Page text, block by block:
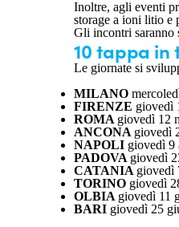
Inoltre, agli eventi
storage a ioni litio e
Gli incontri saranno
10 tappa
Le giornate si
MILANO
FIRENZE giovedì
ROMA giovedì 12
ANCONA giovedì
NAPOLI giovedì 9
PADOVA giovedì
CATANIA giovedì
TORINO giovedì
OLBIA giovedì 11
BARI giovedì 25